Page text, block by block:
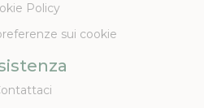
Policy
sui cookie